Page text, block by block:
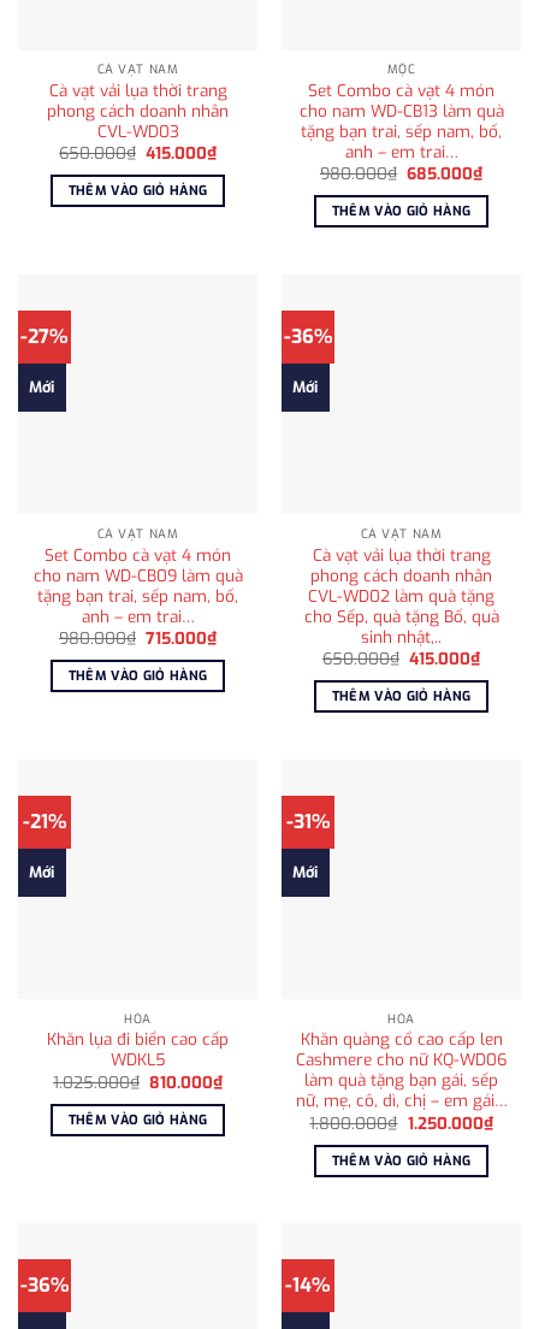
CÀ VẠT NAM
Cà vạt vải lụa thời trang
phong cách doanh nhân
CVL-WD03
650.000₫ Giá
là:
650.000₫.
415.000₫Giá
tại
THÊM VÀO GIỎ HÀNG
MỘC
Set Combo cà vạt 4 món
cho nam WD-CB13 làm quà
tặng bạn trai, sếp nam, bố,
anh – em trai…
980.000₫ Giá
là:
980.000₫.
685.000₫Giá
tại
THÊM VÀO GIỎ HÀNG
-27%
Mới
CÀ VẠT NAM
Set Combo cà vạt 4 món
cho nam WD-CB09 làm quà
tặng bạn trai, sếp nam, bố,
anh – em trai…
980.000₫ Giá
là:
980.000₫.
715.000₫Giá
hiện
tại
715.000₫.
THÊM VÀO GIỎ HÀNG
-36%
Mới
CÀ VẠT NAM
Cà vạt vải lụa thời trang
phong cách doanh nhân
CVL-WD02 làm quà tặng
cho Sếp, quà tặng Bố, quà
sinh nhật,..
650.000₫ Giá
là:
650.000₫.
415.000₫Giá
hiện
tại
THÊM VÀO GIỎ HÀNG
-21%
Mới
HỎA
Khăn lụa đi biển cao cấp
WDKL5
1.025.000₫ Giá
là:
1.025.000₫.
810.000₫Giá
hiện
tại
810.000₫.
THÊM VÀO GIỎ HÀNG
-31%
Mới
HỎA
Khăn quàng cổ cao cấp len
Cashmere cho nữ KQ-WD06
làm quà tặng bạn gái, sếp
nữ, mẹ, cô, dì, chị – em gái…
1.800.000₫ Giá
là:
1.800.000₫.
1.250.000₫Giá
hiện
THÊM VÀO GIỎ HÀNG
-36% -14%